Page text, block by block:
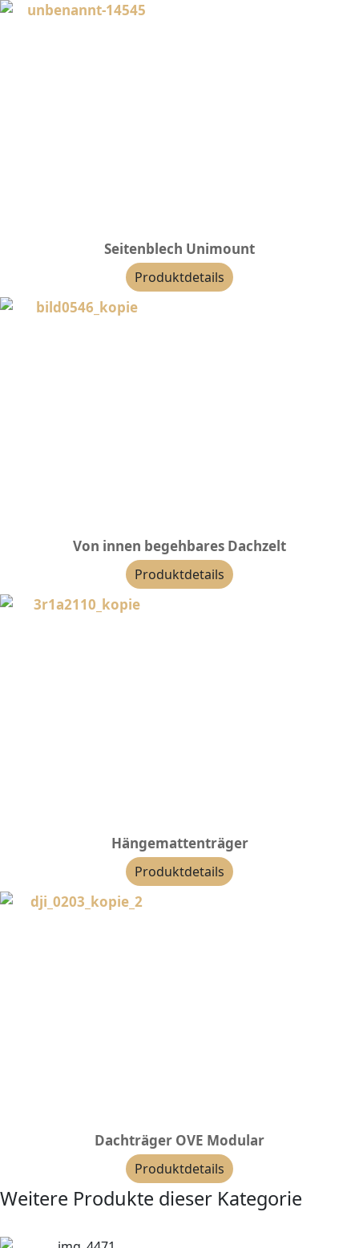
Seitenblech Unimount
Produktdetails
Von innen begehbares Dachzelt
Produktdetails
Hängemattenträger
Produktdetails
Dachträger OVE Modular
Produktdetails
Weitere Produkte dieser Kategorie